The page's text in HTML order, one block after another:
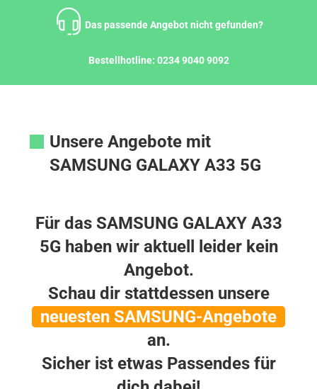
Das passende Angebot nicht gefunden?
Bestellhotline: 0234 9040 9092
Unsere Angebote mit
SAMSUNG GALAXY A33 5G
Für das SAMSUNG GALAXY A33
5G haben wir aktuell leider kein
Angebot.
Schau dir stattdessen unsere
neuesten SAMSUNG-Angebote
an.
Sicher ist etwas Passendes für